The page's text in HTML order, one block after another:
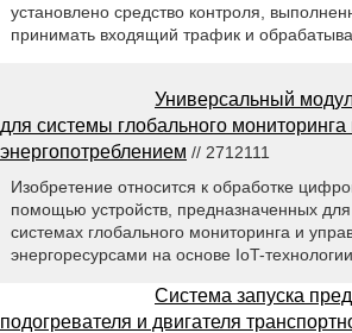
установлено средство контроля,
принимать входящий трафик и
Универсальный
для системы глобального
энергопотреблением // 2712111
Изобретение относится к обработке
помощью устройств, предназначенных
системах глобального мониторинга и
энергоресурсами на основе IoT-технологии.
Система запуска
подогревателя и двигателя